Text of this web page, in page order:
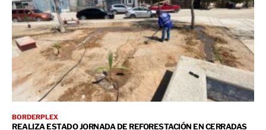
BORDERPLEX
REALIZA ESTADO JORNADA DE REFORESTACIÓN EN CERRADAS